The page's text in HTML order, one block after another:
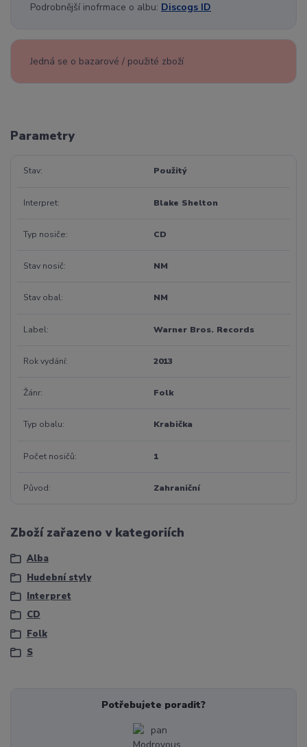
Podrobnější inofrmace o albu: Discogs ID
Jedná se o bazarové / použité zboží
Parametry
Stav Použitý
Interpret Blake Shelton
Typ nosiče CD
Stav nosič NM
Stav obal NM
Label Warner Bros. Records
Rok vydání 2013
Žánr Folk
Typ obalu Krabička
Počet nosičů 1
Původ Zahraniční
Zboží zařazeno v kategoriích
Alba
Hudební styly
Interpret
CD
Folk
S
Potřebujete poradit?